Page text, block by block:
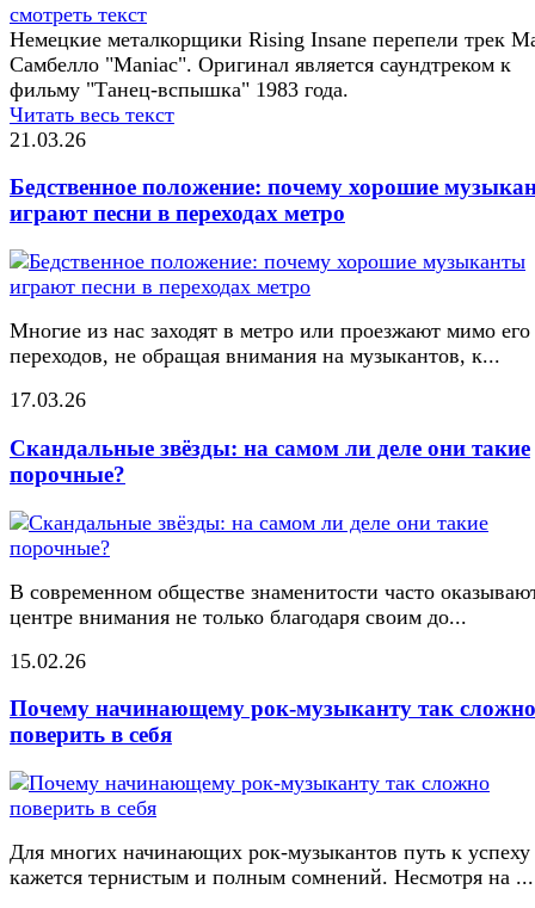
смотреть текст
Немецкие металкорщики Rising Insane перепели трек
Самбелло "Maniac". Оригинал является саундтреком к
фильму "Танец-вспышка" 1983 года.
Читать весь текст
21.03.26
Бедственное положение: почему хорошие
играют песни в переходах метро
Многие из нас заходят в метро или проезжают мимо его
переходов, не обращая внимания на музыкантов, к...
17.03.26
Скандальные звёзды: на самом ли деле они такие
порочные?
В современном обществе знаменитости часто
центре внимания не только благодаря своим до...
15.02.26
Почему начинающему рок-музыканту так сложно
поверить в себя
Для многих начинающих рок-музыкантов путь к успеху
кажется тернистым и полным сомнений. Несмотря на ...